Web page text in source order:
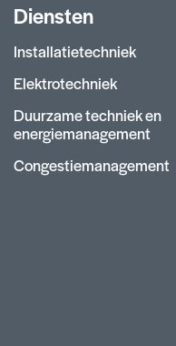
Diensten
Installatietechniek
Elektrotechniek
Duurzame techniek en
energiemanagement
Congestiemanagement